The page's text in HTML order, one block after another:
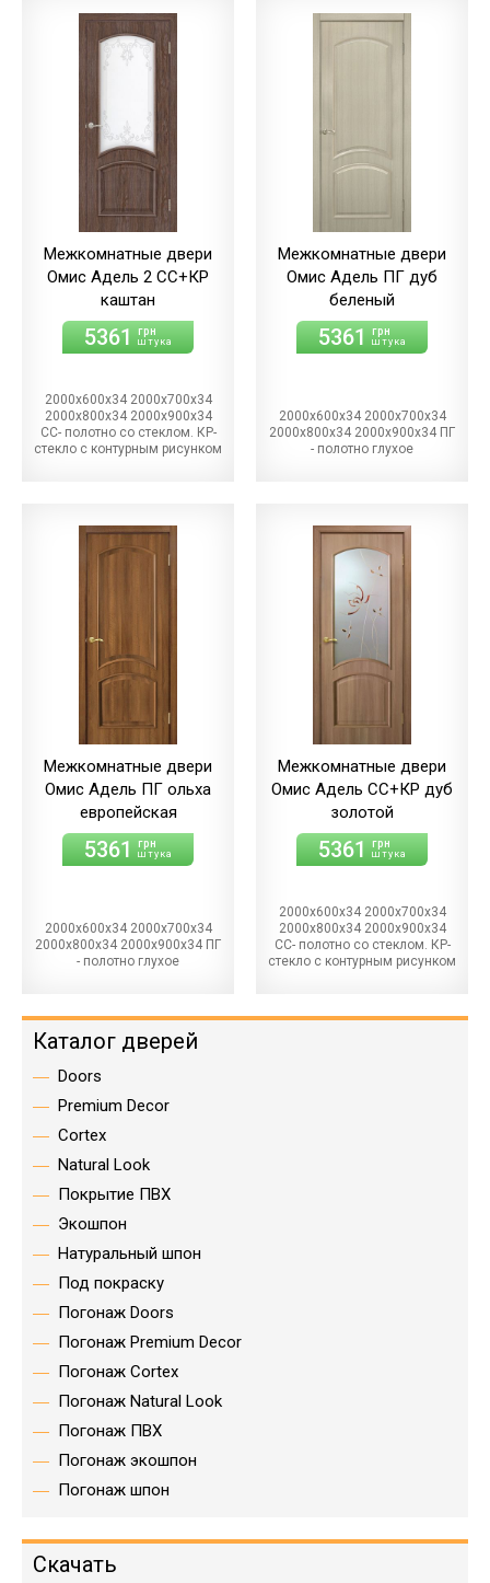
Межкомнатные двери
Омис Адель 2 СС+КР
каштан
5361 грн
штука
2000х600х34 2000х700х34
2000х800х34 2000х900х34
СС- полотно со стеклом. КР-
стекло с контурным рисунком
Межкомнатные двери
Омис Адель ПГ дуб
беленый
5361 грн
штука
2000х600х34 2000х700х34
2000х800х34 2000х900х34 ПГ
- полотно глухое
Межкомнатные двери
Омис Адель ПГ ольха
европейская
5361 грн
штука
2000х600х34 2000х700х34
2000х800х34 2000х900х34 ПГ
- полотно глухое
Межкомнатные двери
Омис Адель СС+КР дуб
золотой
5361 грн
штука
2000х600х34 2000х700х34
2000х800х34 2000х900х34
СС- полотно со стеклом. КР-
стекло с контурным рисунком
Каталог дверей
Doors
Premium Decor
Cortex
Natural Look
Покрытие ПВХ
Экошпон
Натуральный шпон
Под покраску
Погонаж Doors
Погонаж Premium Decor
Погонаж Cortex
Погонаж Natural Look
Погонаж ПВХ
Погонаж экошпон
Погонаж шпон
Скачать